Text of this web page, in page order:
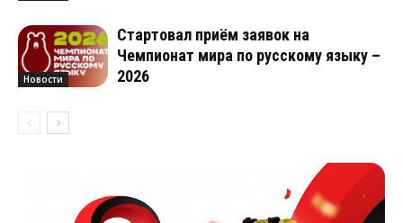
Новости
Стартовал приём заявок на
Чемпионат мира по русскому языку –
2026